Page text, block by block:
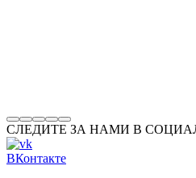
СЛЕДИТЕ ЗА НАМИ В
ВКонтакте